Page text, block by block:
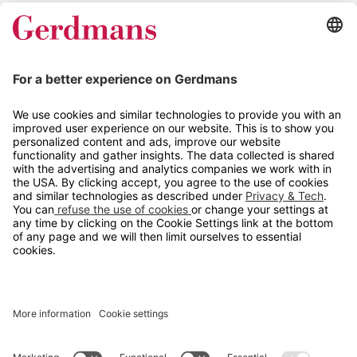
Magasin
Tips og guider
Kontakt
info@gerdmans.no
67 80 56 20
Åpningstid
Hverdager 08:00-16:00
Cookie innstillinger